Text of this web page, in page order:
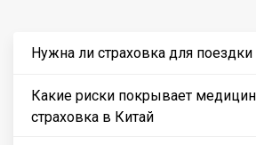
Нужна ли страховка для
Какие риски покрывает
страховка в Китай